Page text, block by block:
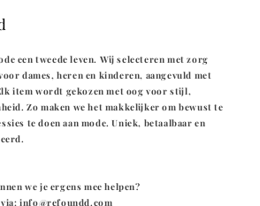
een tweede leven. Wij selecteren met zorg
dames, heren en kinderen, aangevuld met
item wordt gekozen met oog voor stijl,
Zo maken we het makkelijker om bewust te
te doen aan mode. Uniek, betaalbaar en
we je ergens mee helpen?
info@refoundd.com